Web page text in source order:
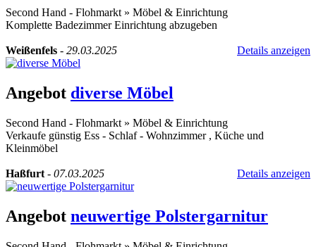
Second Hand - Flohmarkt » Möbel & Einrichtung
Komplette Badezimmer Einrichtung abzugeben
Weißenfels - 29.03.2025 Details anzeigen
Angebot diverse Möbel
Second Hand - Flohmarkt » Möbel & Einrichtung
Verkaufe günstig Ess - Schlaf - Wohnzimmer , Küche und
Kleinmöbel
Haßfurt - 07.03.2025 Details anzeigen
Angebot neuwertige Polstergarnitur